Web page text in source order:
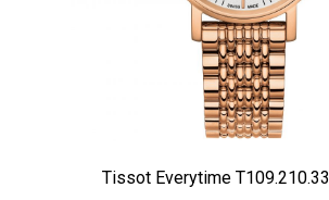
Tissot Everytime